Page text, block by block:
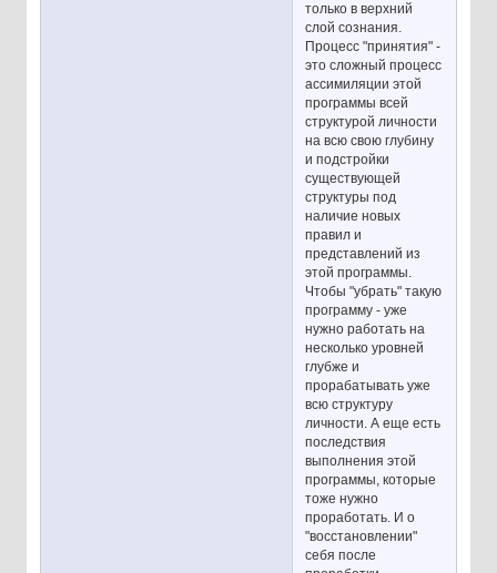
только в верхний
слой сознания.
Процесс "принятия" -
это сложный процесс
ассимиляции этой
программы всей
структурой личности
на всю свою глубину
и подстройки
существующей
структуры под
наличие новых
правил и
представлений из
этой программы.
Чтобы "убрать" такую
программу - уже
нужно работать на
несколько уровней
глубже и
прорабатывать уже
всю структуру
личности. А еще есть
последствия
выполнения этой
программы, которые
тоже нужно
проработать. И о
"восстановлении"
себя после